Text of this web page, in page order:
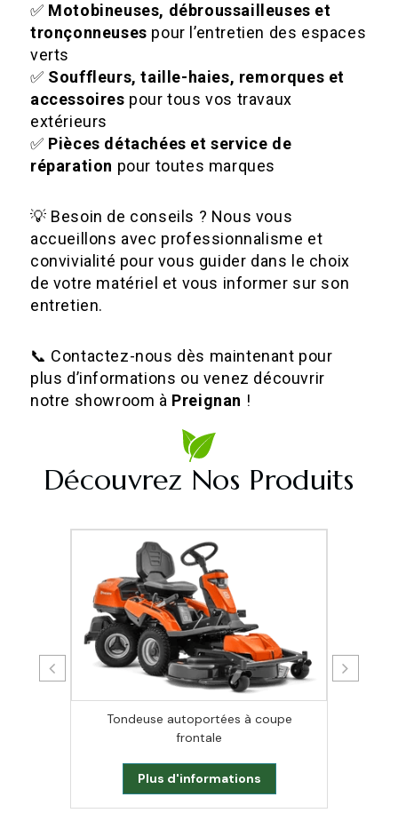
✅ Motobineuses, débroussailleuses et
tronçonneuses pour l’entretien des espaces
verts
✅ Souffleurs, taille-haies, remorques et
accessoires pour tous vos travaux
extérieurs
✅ Pièces détachées et service de
réparation pour toutes marques
💡 Besoin de conseils ? Nous vous
accueillons avec professionnalisme et
convivialité pour vous guider dans le choix
de votre matériel et vous informer sur son
entretien.
📞 Contactez-nous dès maintenant pour
plus d’informations ou venez découvrir
notre showroom à Preignan !
Découvrez Nos Produits
Tondeuse autoportées à coupe
frontale
Plus d'informations